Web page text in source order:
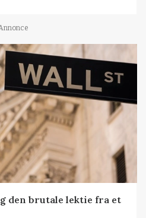
den brutale lektie fra et